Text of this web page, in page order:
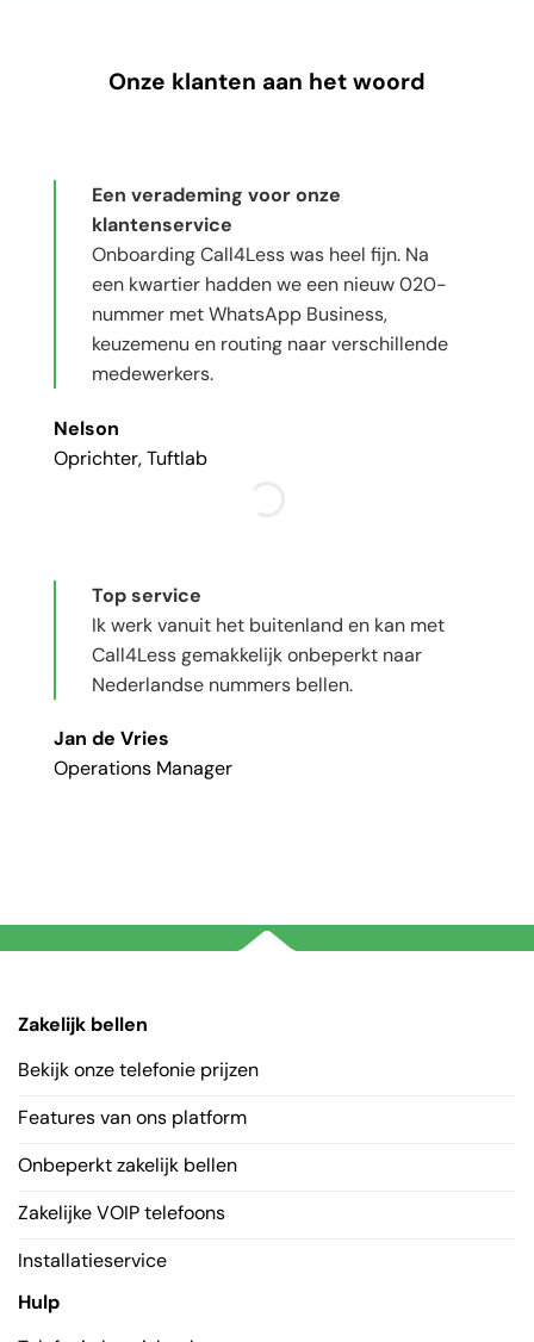
Onze klanten aan het woord
Een verademing voor onze
klantenservice
Onboarding Call4Less was heel fijn. Na
een kwartier hadden we een nieuw 020-
nummer met WhatsApp Business,
keuzemenu en routing naar verschillende
medewerkers.
Nelson
Oprichter, Tuftlab
Top service
Ik werk vanuit het buitenland en kan met
Call4Less gemakkelijk onbeperkt naar
Nederlandse nummers bellen.
Jan de Vries
Operations Manager
Zakelijk bellen
Bekijk onze telefonie prijzen
Features van ons platform
Onbeperkt zakelijk bellen
Zakelijke VOIP telefoons
Installatieservice
Hulp